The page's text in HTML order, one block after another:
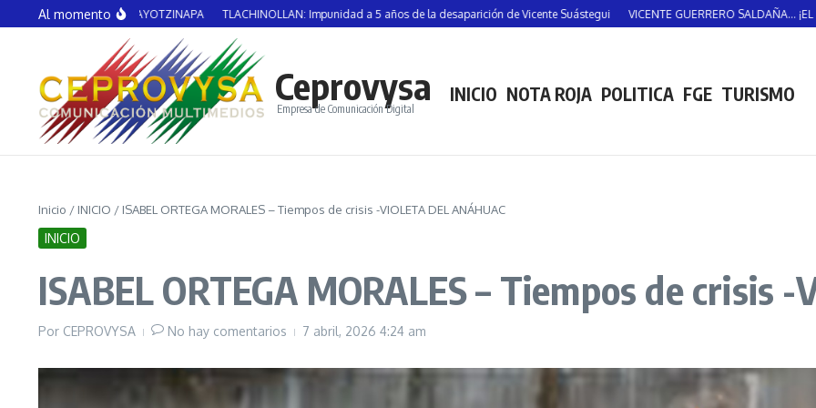
Saltar al contenido
Al momento
POR CASO AYOTZINAPA TLACHINOLLAN: Impunidad a 5 años de la desaparición de Vicente Suástegui VICENTE GUERRERO SALDAÑA… ¡EL
Ceprovysa
Empresa de Comunicación Digital
INICIO NOTA ROJA POLITICA FGE TURISMO
Inicio / INICIO / ISABEL ORTEGA MORALES – Tiempos de crisis -VIOLETA DEL ANÁHUAC
INICIO
ISABEL ORTEGA MORALES – Tiempos de crisis -
Por CEPROVYSA No hay comentarios 7 abril, 2026 4:24 am